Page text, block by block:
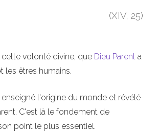
(XIV, 25)
volonté divine, que Dieu Parent a
les êtres humains.
enseigné l'origine du monde et révélé
C'est là le fondement de
point le plus essentiel.